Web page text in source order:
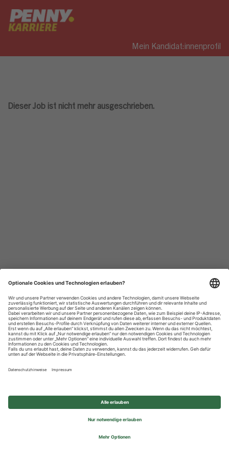
Mein Kandidat:innenprofil
Dieser Job ist nicht mehr ausgeschrieben.
Datenschutzhinweise
Impressum
Privatsphäre-Einstellungen
© 2026 REWE Group - All rights reserved